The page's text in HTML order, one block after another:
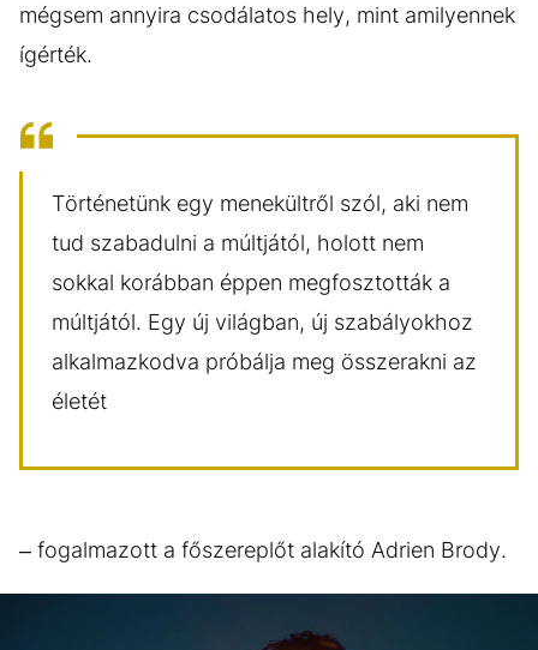
mégsem annyira csodálatos hely, mint amilyennek
ígérték.
Történetünk egy menekültről szól, aki nem
tud szabadulni a múltjától, holott nem
sokkal korábban éppen megfosztották a
múltjától. Egy új világban, új szabályokhoz
alkalmazkodva próbálja meg összerakni az
életét
– fogalmazott a főszereplőt alakító Adrien Brody.